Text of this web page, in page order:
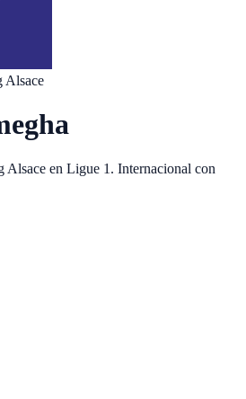
Alsace
Alsace en Ligue 1 . Internacional con